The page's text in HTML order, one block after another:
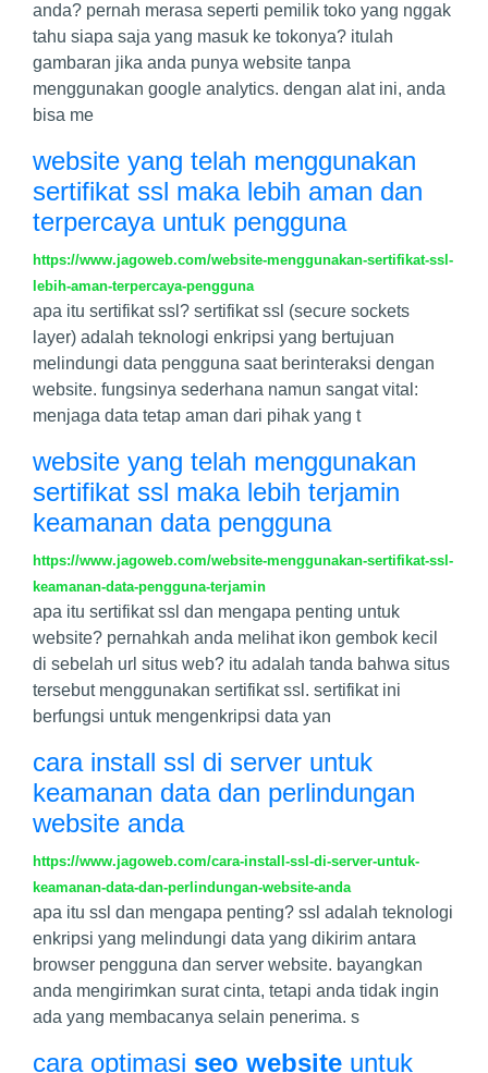
anda? pernah merasa seperti pemilik toko yang nggak
tahu siapa saja yang masuk ke tokonya? itulah
gambaran jika anda punya website tanpa
menggunakan google analytics. dengan alat ini, anda
bisa me
website yang telah menggunakan
sertifikat ssl maka lebih aman dan
terpercaya untuk pengguna
https://www.jagoweb.com/website-menggunakan-sertifikat-ssl-
lebih-aman-terpercaya-pengguna
apa itu sertifikat ssl? sertifikat ssl (secure sockets
layer) adalah teknologi enkripsi yang bertujuan
melindungi data pengguna saat berinteraksi dengan
website. fungsinya sederhana namun sangat vital:
menjaga data tetap aman dari pihak yang t
website yang telah menggunakan
sertifikat ssl maka lebih terjamin
keamanan data pengguna
https://www.jagoweb.com/website-menggunakan-sertifikat-ssl-
keamanan-data-pengguna-terjamin
apa itu sertifikat ssl dan mengapa penting untuk
website? pernahkah anda melihat ikon gembok kecil
di sebelah url situs web? itu adalah tanda bahwa situs
tersebut menggunakan sertifikat ssl. sertifikat ini
berfungsi untuk mengenkripsi data yan
cara install ssl di server untuk
keamanan data dan perlindungan
website anda
https://www.jagoweb.com/cara-install-ssl-di-server-untuk-
keamanan-data-dan-perlindungan-website-anda
apa itu ssl dan mengapa penting? ssl adalah teknologi
enkripsi yang melindungi data yang dikirim antara
browser pengguna dan server website. bayangkan
anda mengirimkan surat cinta, tetapi anda tidak ingin
ada yang membacanya selain penerima. s
cara optimasi seo website untuk